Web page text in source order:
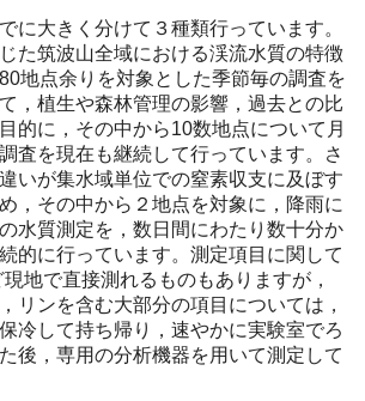
に大きく分けて３種類行っています。
た筑波山全域における渓流水質の特徴
地点余りを対象とした季節毎の調査を
，植生や森林管理の影響，過去との比
的に，その中から10数地点について月
査を現在も継続して行っています。さ
いが集水域単位での窒素収支に及ぼす
，その中から２地点を対象に，降雨に
水質測定を，数日間にわたり数十分か
的に行っています。測定項目に関して
地で直接測れるものもありますが，
リンを含む大部分の項目については，
冷して持ち帰り，速やかに実験室でろ
後，専用の分析機器を用いて測定して